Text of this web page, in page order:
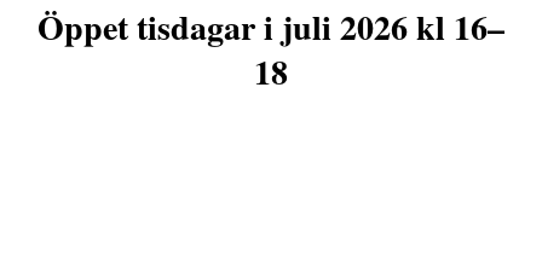
Öppet tisdagar i juli 2026 kl 16–
18